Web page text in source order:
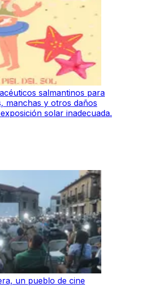
salmantinos para
manchas y otros daños
solar inadecuada.
un pueblo de cine